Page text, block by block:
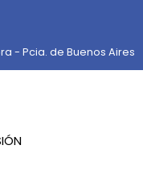
- Pcia. de Buenos Aires